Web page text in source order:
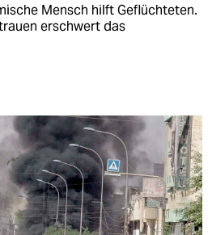
Mensch hilft Geflüchteten.
erschwert das